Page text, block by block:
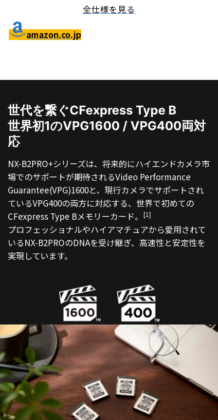
全仕様を見る
amazon.co.jp
世代を繋ぐCFexpress Type B
世界初1のVPG1600 / VPG400両対
応
NX-B2PRO+シリーズは、将来的にハイエンドカメラ市
場でのサポートが期待されるVideo Performance
Guarantee(VPG)1600と、現行カメラでサポートされ
ているVPG400の両方に対応する、世界で初めての
CFexpress Type Bメモリーカード。
[1]
プロフェッショナルやハイアマチュアから愛用されて
いるNX-B2PROのDNAを受け継ぎ、高速性と安定性を
実現しています。